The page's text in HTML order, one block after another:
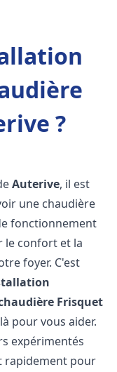
?
Auterive, il est
une chaudière
fonctionnement
le confort et la
foyer. C'est
Frisquet
pour vous aider.
expérimentés
rapidement pour